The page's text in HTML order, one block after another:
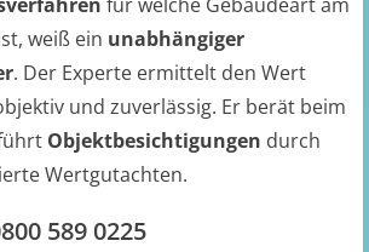
weiß ein unabhängiger
. Der Experte ermittelt den Wert
und zuverlässig. Er berät beim
Objektbesichtigungen durch
Wertgutachten.
589 0225